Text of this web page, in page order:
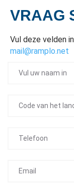
VRAAG
Vul deze velden
mail@ramplo.net